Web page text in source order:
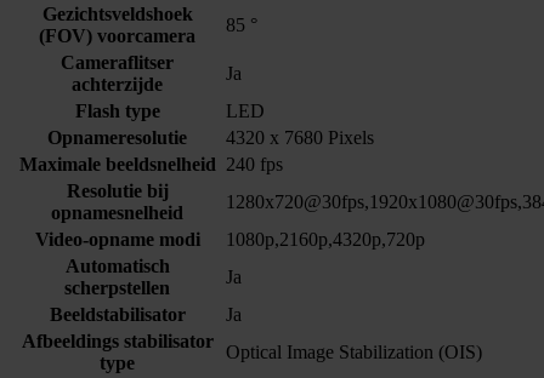
Gezichtsveldshoek
(FOV) voorcamera
85 °
Cameraflitser
achterzijde
Ja
Flash type
LED
Opnameresolutie
4320 x 7680 Pixels
Maximale beeldsnelheid 240 fps
Resolutie bij
opnamesnelheid
Video-opname modi
1080p,2160p,4320p,720p
Automatisch
scherpstellen
Ja
Beeldstabilisator
Ja
Afbeeldings stabilisator
type
Optical Image Stabilization (OIS)